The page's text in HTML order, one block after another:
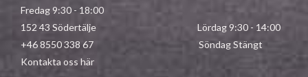
Fredag 9:30 - 18:00
152 43 Södertälje Lördag 9:30 - 14:00
+46 8550 338 67 Söndag Stängt
Kontakta oss här